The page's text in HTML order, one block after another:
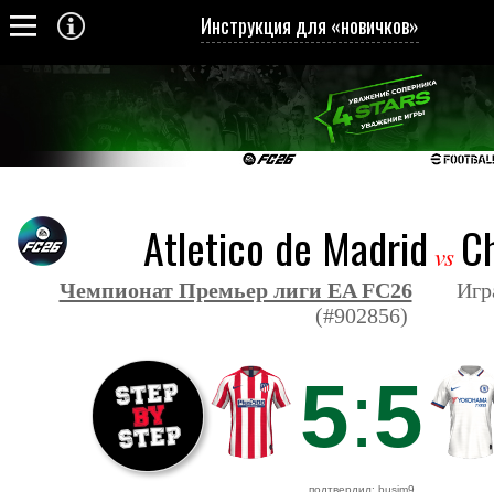
Инструкция для «новичков»
Atletico de Madrid vs
Чемпионат Премьер лиги EA FC26Игра
(#902856)
5:5